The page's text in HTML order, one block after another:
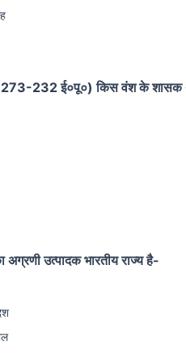
232 ई०पू०) किस वंश के शासक
उत्पादक भारतीय राज्य है-